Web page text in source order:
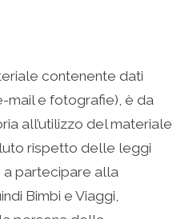
contenente dati
mail e fotografie), è da
all’utilizzo del materiale
rispetto delle leggi
a partecipare alla
Bimbi e Viaggi,